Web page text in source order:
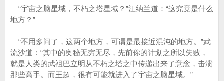
“宇宙之脑星域，不朽之塔星域？”江纳兰道：“这究竟是什么
地方？”
“不用多问了，这两个地方，可谓是最接近混沌的地方。”武
流沙道：“其中的奥秘无穷无尽，先前你的计划之所以失败，
就是人类的武祖巴立明从不朽之塔之中传递出来了意念，击溃
那些高手。而王超，很有可能就进入了宇宙之脑星域。”